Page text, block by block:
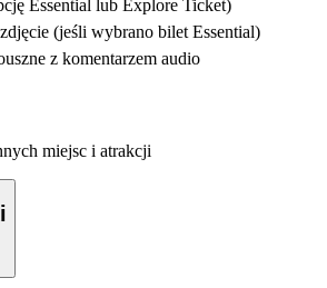
Essential lub Explore Ticket)
(jeśli wybrano bilet Essential)
z komentarzem audio
miejsc i atrakcji